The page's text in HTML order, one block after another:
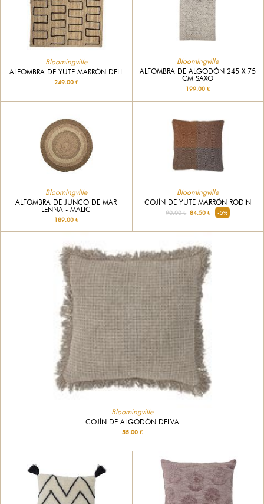
Bloomingville
ALFOMBRA DE YUTE MARRÓN DELL
249.00 €
Bloomingville
ALFOMBRA DE ALGODÓN 245 X 75
CM SAXO
199.00 €
Bloomingville
ALFOMBRA DE JUNCO DE MAR
LENNA - MALIC
189.00 €
Bloomingville
COJÍN DE YUTE MARRÓN RODIN
90.00 € 84.50 € -5%
Bloomingville
COJÍN DE ALGODÓN DELVA
55.00 €